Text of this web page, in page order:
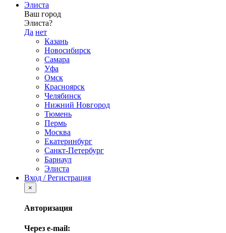
Элиста
Ваш город
Элиста?
Да нет
Казань
Новосибирск
Самара
Уфа
Омск
Красноярск
Челябинск
Нижний Новгород
Тюмень
Пермь
Москва
Екатеринбург
Санкт-Петербург
Барнаул
Элиста
Вход / Регистрация
×
Авторизация
Через e-mail: